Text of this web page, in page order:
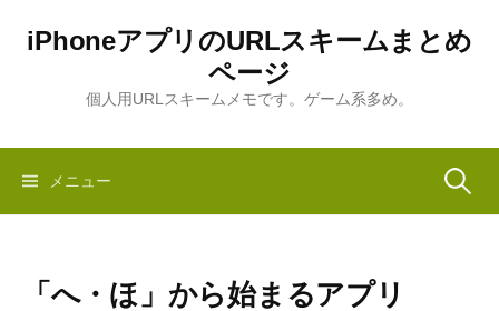
へ
iPhoneアプリのURLスキームまとめ
ページ
個人用URLスキームメモです。ゲーム系多め。
メニュー 検
「へ・ほ」から始まるアプリ